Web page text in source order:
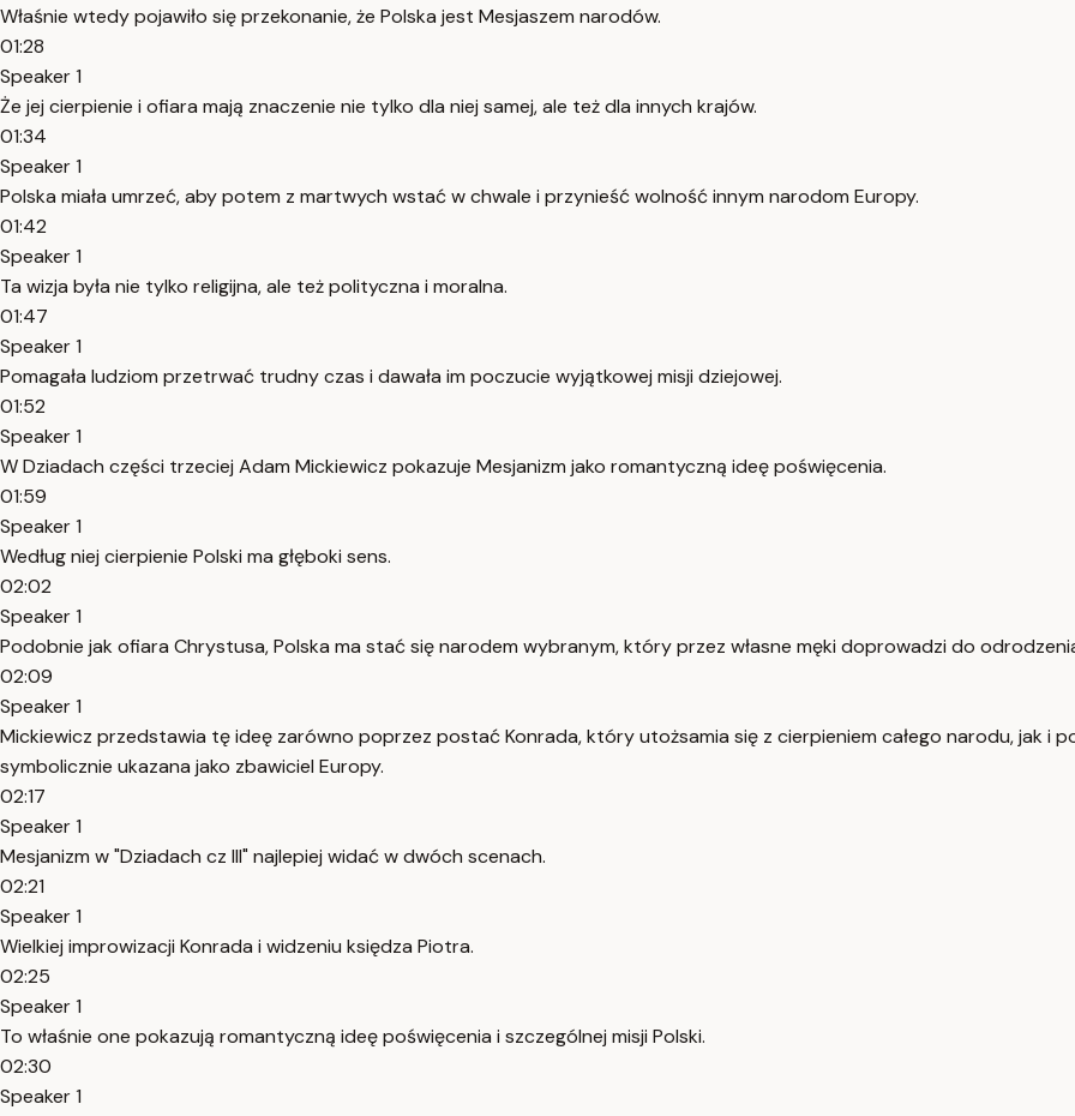
Właśnie wtedy pojawiło się przekonanie, że Polska jest Mesjaszem narodów.
01:28
Speaker 1
Że jej cierpienie i ofiara mają znaczenie nie tylko dla niej samej, ale też dla innych krajów.
01:34
Speaker 1
Polska miała umrzeć, aby potem z martwych wstać w chwale i przynieść wolność innym narodom Europy.
01:42
Speaker 1
Ta wizja była nie tylko religijna, ale też polityczna i moralna.
01:47
Speaker 1
Pomagała ludziom przetrwać trudny czas i dawała im poczucie wyjątkowej misji dziejowej.
01:52
Speaker 1
W Dziadach części trzeciej Adam Mickiewicz pokazuje Mesjanizm jako romantyczną ideę poświęcenia.
01:59
Speaker 1
Według niej cierpienie Polski ma głęboki sens.
02:02
Speaker 1
Podobnie jak ofiara Chrystusa, Polska ma stać się narodem wybranym, który przez własne męki doprowadzi do
02:09
Speaker 1
Mickiewicz przedstawia tę ideę zarówno poprzez postać Konrada, który utożsamia się z cierpieniem całego narodu, jak i
symbolicznie ukazana jako zbawiciel Europy.
02:17
Speaker 1
Mesjanizm w "Dziadach cz III" najlepiej widać w dwóch scenach.
02:21
Speaker 1
Wielkiej improwizacji Konrada i widzeniu księdza Piotra.
02:25
Speaker 1
To właśnie one pokazują romantyczną ideę poświęcenia i szczególnej misji Polski.
02:30
Speaker 1